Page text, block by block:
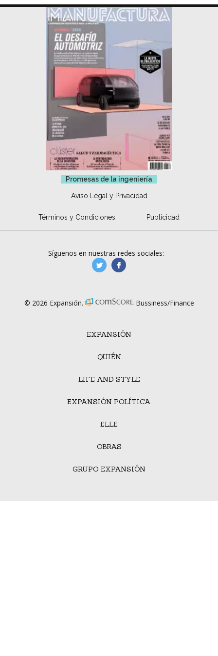
Promesas de la ingeniería
Aviso Legal y Privacidad
Términos y Condiciones Publicidad
EXPANSIÓN
QUIÉN
LIFE AND STYLE
EXPANSIÓN POLÍTICA
ELLE
OBRAS
GRUPO EXPANSIÓN
Síguenos en nuestras redes sociales:
manufacturaGE
© 2026 Expansión. Bussiness/Finance